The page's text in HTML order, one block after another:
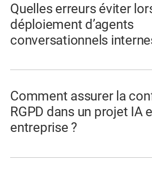
Quelles erreurs éviter
déploiement d’agents
conversationnels
Comment assurer la
RGPD dans un projet IA
entreprise ?